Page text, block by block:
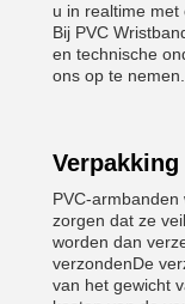
u in realtime met
Bij PVC
en technische
ons op te nemen..
PVC-
zorgen dat ze
worden dan
verzondenDe
van het gewicht